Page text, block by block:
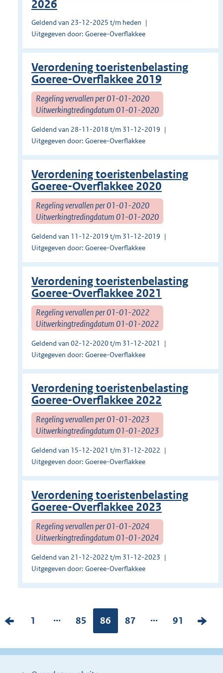
2026
Geldend van 23-12-2025 t/m heden
Uitgegeven door: Goeree-Overflakkee
Verordening toeristenbelasting
Goeree-Overflakkee 2019
Regeling vervallen per 01-01-2020
Uitwerkingtredingdatum 01-01-2020
Geldend van 28-11-2018 t/m 31-12-2019
Uitgegeven door: Goeree-Overflakkee
Verordening toeristenbelasting
Goeree-Overflakkee 2020
Regeling vervallen per 01-01-2020
Uitwerkingtredingdatum 01-01-2020
Geldend van 11-12-2019 t/m 31-12-2019
Uitgegeven door: Goeree-Overflakkee
Verordening toeristenbelasting
Goeree-Overflakkee 2021
Regeling vervallen per 01-01-2022
Uitwerkingtredingdatum 01-01-2022
Geldend van 02-12-2020 t/m 31-12-2021
Uitgegeven door: Goeree-Overflakkee
Verordening toeristenbelasting
Goeree-Overflakkee 2022
Regeling vervallen per 01-01-2023
Uitwerkingtredingdatum 01-01-2023
Geldend van 15-12-2021 t/m 31-12-2022
Uitgegeven door: Goeree-Overflakkee
Verordening toeristenbelasting
Goeree-Overflakkee 2023
Regeling vervallen per 01-01-2024
Uitwerkingtredingdatum 01-01-2024
Geldend van 21-12-2022 t/m 31-12-2023
Uitgegeven door: Goeree-Overflakkee
V
r
P
g
1 ...
P
g
85 Pagina:
86
P
g
87 ...
P
g
91
V
l